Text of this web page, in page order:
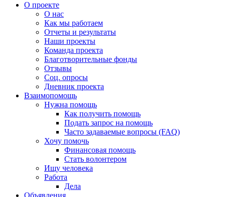
О проекте
О нас
Как мы работаем
Отчеты и результаты
Наши проекты
Команда проекта
Благотворительные фонды
Отзывы
Соц. опросы
Дневник проекта
Взаимопомощь
Нужна помощь
Как получить помощь
Подать запрос на помощь
Часто задаваемые вопросы (FAQ)
Хочу помочь
Финансовая помощь
Стать волонтером
Ищу человека
Работа
Дела